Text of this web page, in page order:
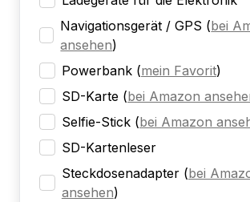
Navigationsgerät / GPS (bei
ansehen)
Powerbank (mein Favorit)
SD-Karte (bei Amazon
Selfie-Stick (bei Amazon
SD-Kartenleser
Steckdosenadapter (bei
ansehen)